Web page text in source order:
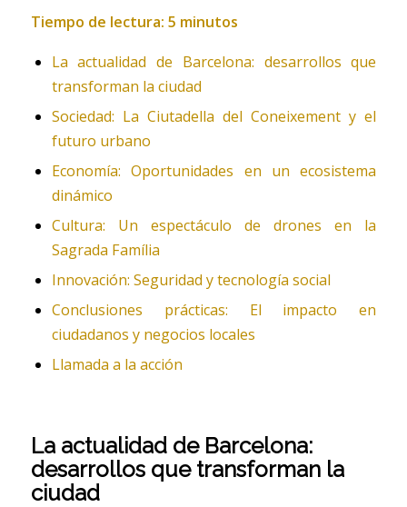
Tiempo de lectura: 5 minutos
La actualidad de Barcelona: desarrollos que
transforman la ciudad
Sociedad: La Ciutadella del Coneixement y el
futuro urbano
Economía: Oportunidades en un ecosistema
dinámico
Cultura: Un espectáculo de drones en la
Sagrada Família
Innovación: Seguridad y tecnología social
Conclusiones prácticas: El impacto en
ciudadanos y negocios locales
Llamada a la acción
La actualidad de Barcelona:
desarrollos que transforman la
ciudad